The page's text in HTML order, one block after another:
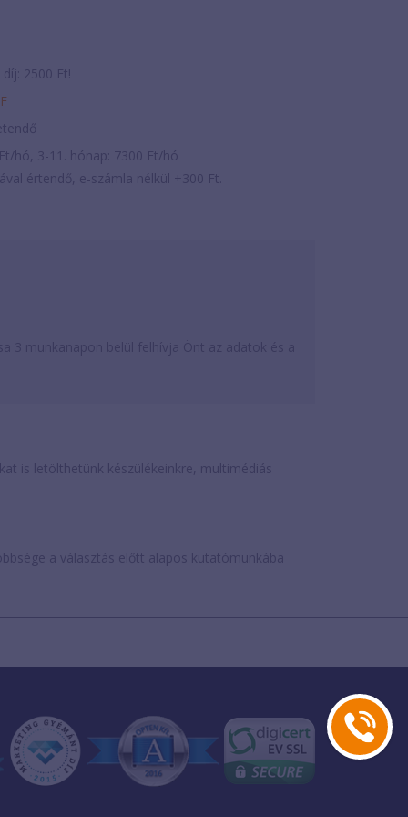
díj: 2500 Ft!
hó, 3-11. hónap: 7300 Ft/hó
értendő, e-számla nélkül +300 Ft.
is letölthetünk készülékeinkre, multimédiás
a választás előtt alapos kutatómunkába